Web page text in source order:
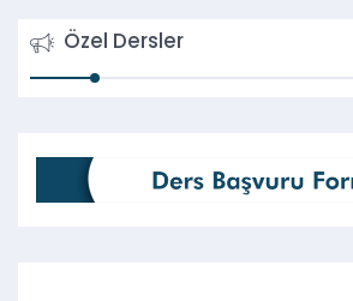
Özel Dersler